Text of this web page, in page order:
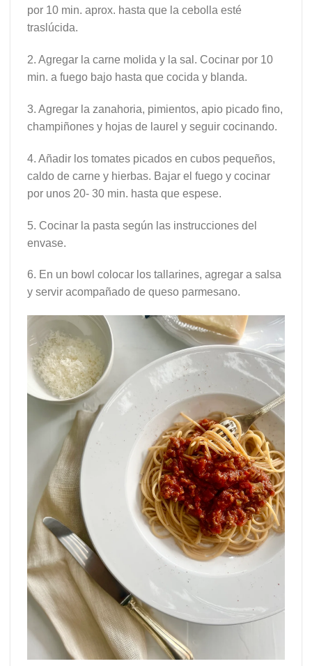
por 10 min. aprox. hasta que la cebolla esté
traslúcida.
2. Agregar la carne molida y la sal. Cocinar por 10
min. a fuego bajo hasta que cocida y blanda.
3. Agregar la zanahoria, pimientos, apio picado fino,
champiñones y hojas de laurel y seguir cocinando.
4. Añadir los tomates picados en cubos pequeños,
caldo de carne y hierbas. Bajar el fuego y cocinar
por unos 20- 30 min. hasta que espese.
5. Cocinar la pasta según las instrucciones del
envase.
6. En un bowl colocar los tallarines, agregar a salsa
y servir acompañado de queso parmesano.